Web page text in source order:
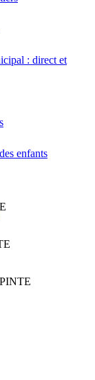
: direct et
enfants